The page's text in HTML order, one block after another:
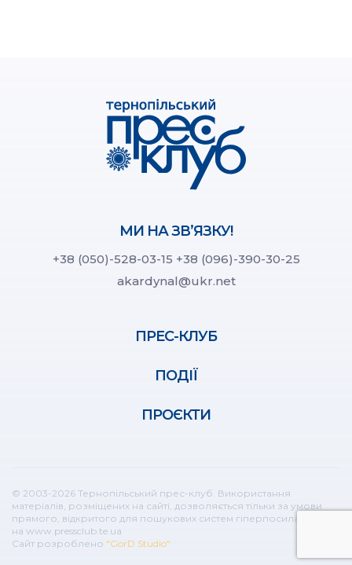
МИ НА ЗВ’ЯЗКУ!
+38 (050)-528-03-15 +38 (096)-390-30-25
akardynal@ukr.net
ПРЕС-КЛУБ
ПОДІЇ
ПРОЄКТИ
© 2003-2026 Тернопільський прес-клуб. Використання
матеріалів, розміщених на сайті, дозволяється тільки за умови
прямого, відкритого для пошукових систем гіперпосилання
на www.pressclub.te.ua
Сайт розроблено "GorD Studio"